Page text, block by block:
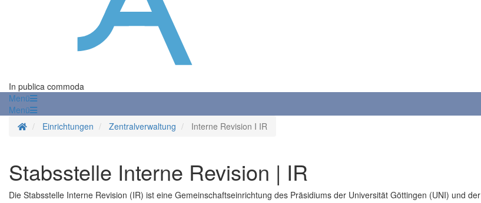
In publica commoda
Menü
Menü
StartseiteEinrichtungen Zentralverwaltung Interne Revision I IR
Stabsstelle Interne Revision | IR
Die Stabsstelle Interne Revision (IR) ist eine Gemeinschaftseinrichtung des Präsidiums der Universität Göttingen (UNI) und der